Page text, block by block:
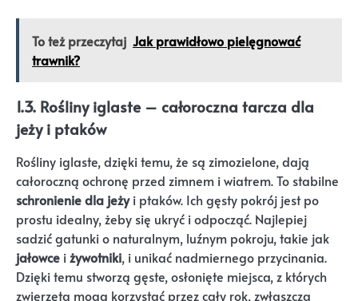
To też przeczytaj Jak prawidłowo pielęgnować
trawnik?
1.3. Rośliny iglaste – całoroczna tarcza dla
jeży i ptaków
Rośliny iglaste, dzięki temu, że są zimozielone, dają
całoroczną ochronę przed zimnem i wiatrem. To stabilne
schronienie dla jeżyi ptaków. Ich gęsty pokrój jest po
prostu idealny, żeby się ukryć i odpocząć. Najlepiej
sadzić gatunki o naturalnym, luźnym pokroju, takie jak
jałowce iżywotniki, i unikać nadmiernego przycinania.
Dzięki temu stworzą gęste, osłonięte miejsca, z których
zwierzęta mogą korzystać przez cały rok, zwłaszcza